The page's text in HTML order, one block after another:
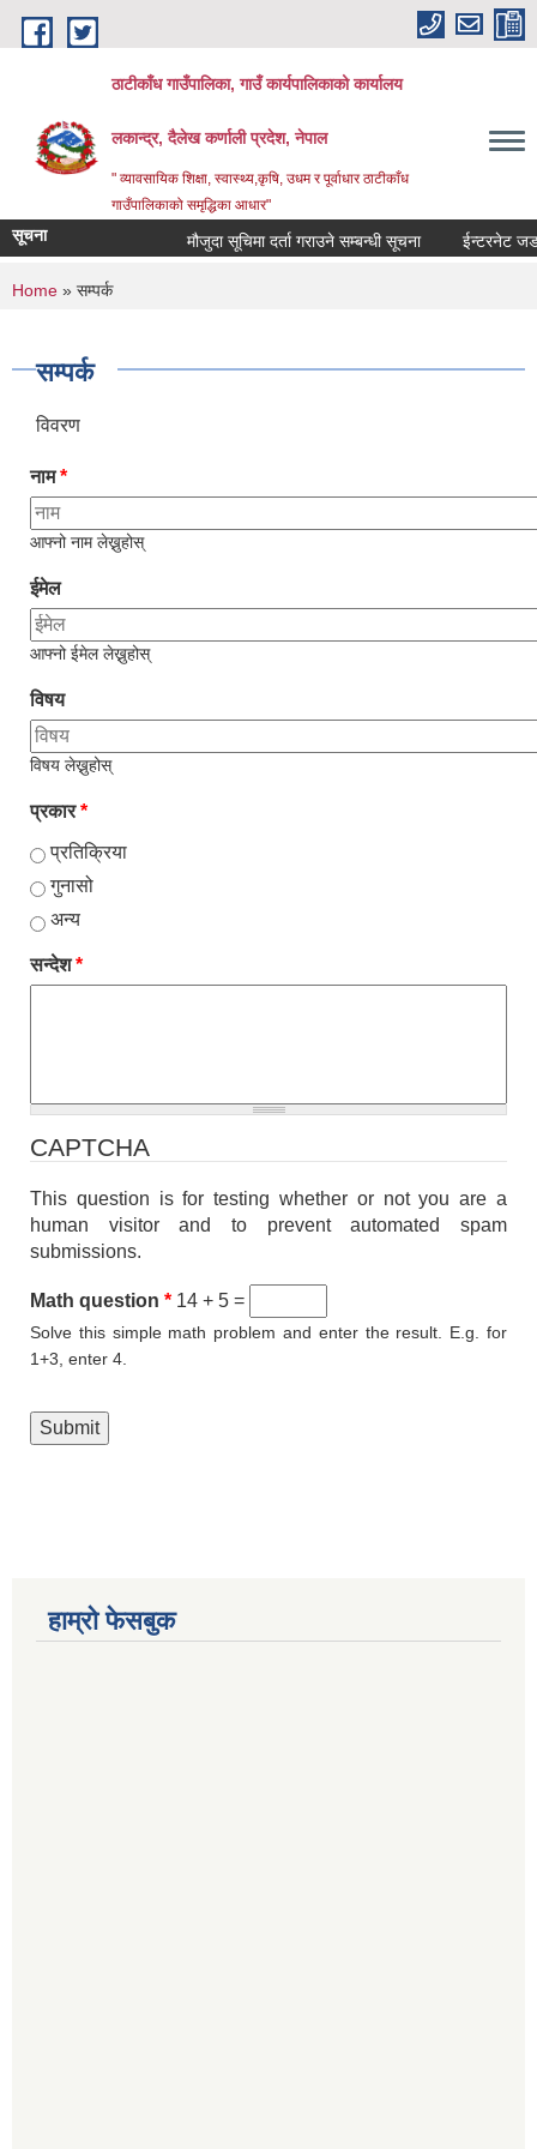
Skip to main content
ठाटीकाँध गाउँपालिका, गाउँ कार्यपालिकाको कार्यालय
लकान्द्र, दैलेख कर्णाली प्रदेश, नेपाल
" व्यावसायिक शिक्षा, स्वास्थ्य,कृषि, उधम र पूर्वाधार ठाटीकाँध
गाउँपालिकाको समृद्धिका आधार"
सूचना मौजुदा सूचिमा दर्ता गराउने सम्बन्धी सूचना ईन्टरनेट
You are here
Home » सम्पर्क
सम्पर्क
विवरण
नाम*
आफ्नो नाम लेख्नुहोस्
ईमेल
आफ्नो ईमेल लेख्नुहोस्
विषय
विषय लेख्नुहोस्
प्रकार*
प्रतिक्रिया
गुनासो
अन्य
सन्देश*
CAPTCHA
This question is for testing whether or not you are a
human visitor and to prevent automated spam
submissions.
Math question * 14 + 5 =
Solve this simple math problem and enter the result. E.g. for
1+3, enter 4.
हाम्रो फेसबुक